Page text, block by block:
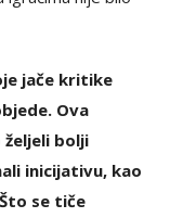
jače kritike
Ova
bolji
inicijativu, kao
se tiče